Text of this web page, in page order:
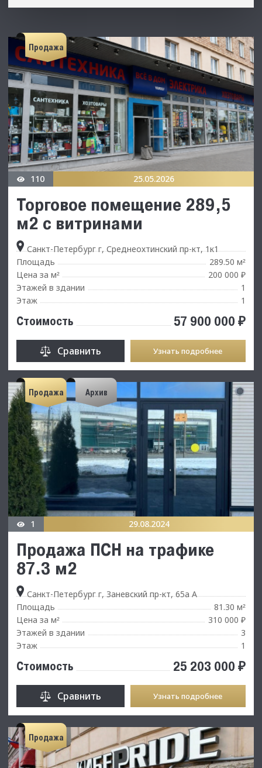
Продажа
110 25.05.2026
Торговое помeщение 289,5
м2 с витринами
Санкт-Петербург г, Среднеохтинский пр-кт, 1к1
Площадь
289.50 м²
Цена за м²
200 000 ₽
Этажей в здании
1
Этаж
1
Стоимость 57 900 000 ₽
Сравнить Узнать подробнее
Продажа Архив
1 29.08.2024
Продажа ПСН на трафике
87.3 м2
Санкт-Петербург г, Заневский пр-кт, 65а А
Площадь
81.30 м²
Цена за м²
310 000 ₽
Этажей в здании
3
Этаж
1
Стоимость 25 203 000 ₽
Сравнить Узнать подробнее
Продажа